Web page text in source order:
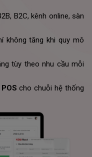
B2C, kênh online, sàn
không tăng khi quy mô
tùy theo nhu cầu mỗi
cho chuỗi hệ thống